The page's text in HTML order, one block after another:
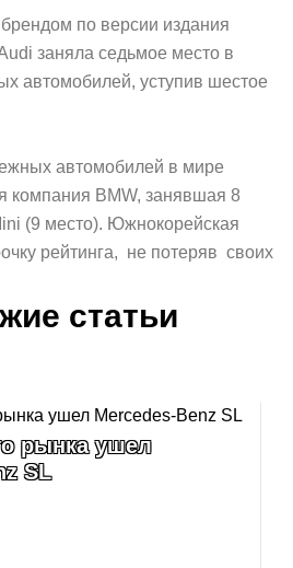
по версии издания
заняла седьмое место в
автомобилей, уступив шестое
автомобилей в мире
компания BMW, занявшая 8
(9 место). Южнокорейская
рейтинга, не потеряв своих
статьи
рынка ушел
SL